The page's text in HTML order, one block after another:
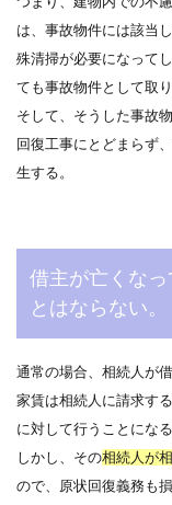
は、事故物件には該当
殊清掃が必要になって
ても事故物件として取
そして、そうした事故
回復工事にとどまらず
生する。
借主が亡くな
とはならない。
通常の場合、相続人が
家賃は相続人に請求す
に対して行うことになる
しかし、その相続人が
ので、原状回復義務も